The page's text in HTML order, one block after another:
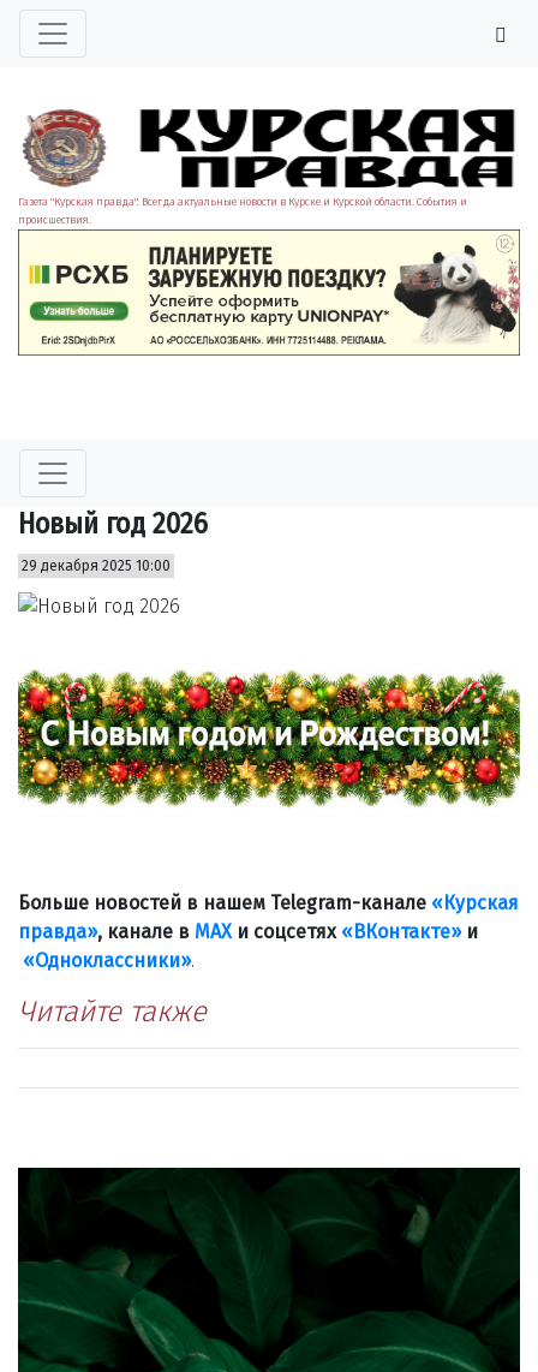
Газета "Курская правда". Всегда актуальные новости в Курске и Курской области. События и
происшествия.
Новый год 2026
29 декабря 2025 10:00
Больше новостей в нашем Telegram-канале «Курская
правда», канале в МАХи соцсетях «ВКонтакте»и
«Одноклассники».
Читайте также